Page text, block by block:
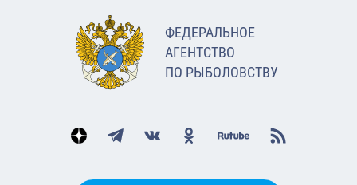
ФЕДЕРАЛЬНОЕ
АГЕНТСТВО
ПО РЫБОЛОВСТВУ